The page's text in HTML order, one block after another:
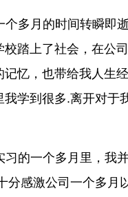
个多月的时间转瞬即
校踏上了社会，在公
忆，也带给我人生
我学到很多.离开对于
习的一个多月里，我
分感激公司一个多月